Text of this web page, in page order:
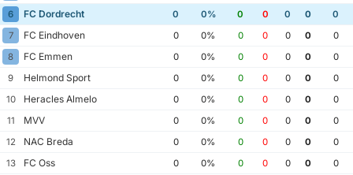
6
FC Dordrecht 0 0% 0 0 0 0
0
7
FC Eindhoven 0 0% 0 0 0 0
0
8
FC Emmen 0 0% 0 0 0 0
0
9
Helmond Sport 0 0% 0 0 0 0
0
10
Heracles Almelo 0 0% 0 0 0 0
0
11
MVV 0 0% 0 0 0 0
0
12
NAC Breda 0 0% 0 0 0 0
0
13
FC Oss 0 0% 0 0 0 0
0